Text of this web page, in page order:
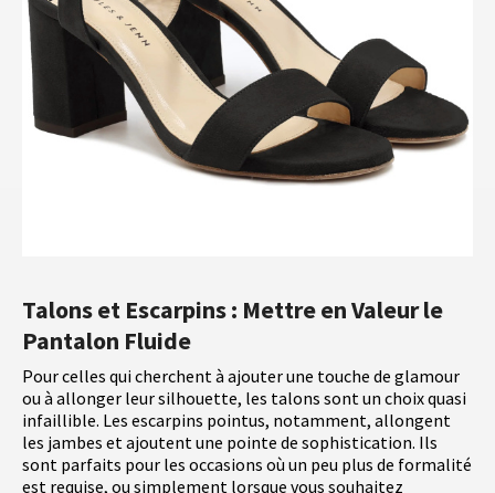
Talons et Escarpins : Mettre en Valeur le
Pantalon Fluide
Pour celles qui cherchent à ajouter une touche de glamour
ou à allonger leur silhouette, les talons sont un choix quasi
infaillible. Les escarpins pointus, notamment, allongent
les jambes et ajoutent une pointe de sophistication. Ils
sont parfaits pour les occasions où un peu plus de formalité
est requise, ou simplement lorsque vous souhaitez